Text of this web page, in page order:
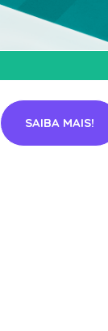
SAIBA MAIS!